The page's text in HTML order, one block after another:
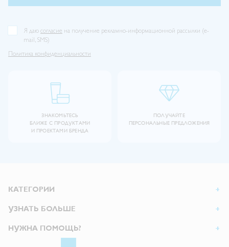
Я даю согласие на получение рекламно-информационной рассылки (e-
mail, SMS)
Политика конфиденциальности
ЗНАКОМЬТЕСЬ
БЛИЖЕ С ПРОДУКТАМИ
И ПРОЕКТАМИ БРЕНДА
ПОЛУЧАЙТЕ
ПЕРСОНАЛЬНЫЕ ПРЕДЛОЖЕНИЯ
КАТЕГОРИИ
УЗНАТЬ БОЛЬШЕ
НУЖНА ПОМОЩЬ?